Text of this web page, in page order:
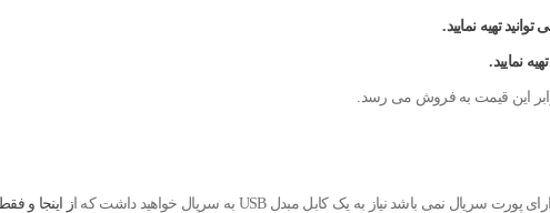
نمایید.
این قیمت به فروش می رسد.